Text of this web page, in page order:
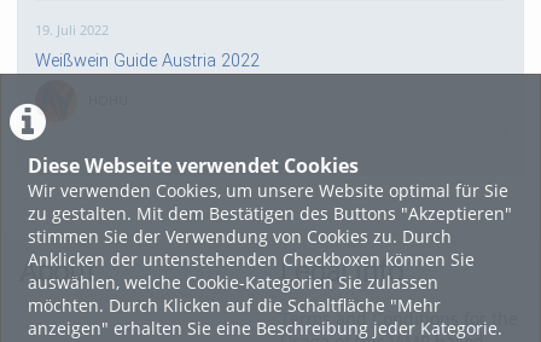
Diese Webseite verwendet Cookies
Wir verwenden Cookies, um unsere Website optimal für Sie
zu gestalten. Mit dem Bestätigen des Buttons "Akzeptieren"
stimmen Sie der Verwendung von Cookies zu. Durch
Anklicken der untenstehenden Checkboxen können Sie
auswählen, welche Cookie-Kategorien Sie zulassen
möchten. Durch Klicken auf die Schaltfläche "Mehr
anzeigen" erhalten Sie eine Beschreibung jeder Kategorie.
19. Juli 2022
Weißwein Guide Austria 2022
16. Mai 2022
neuer Test-Newsbeitrag
HOHU
About Legal Info
Terms and Conditions for the